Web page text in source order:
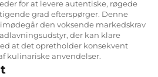
for at levere autentiske, røgede
grad efterspørger. Denne
den voksende markedskrav
der kan klare
at det opretholder konsekvent
kulinariske anvendelser.